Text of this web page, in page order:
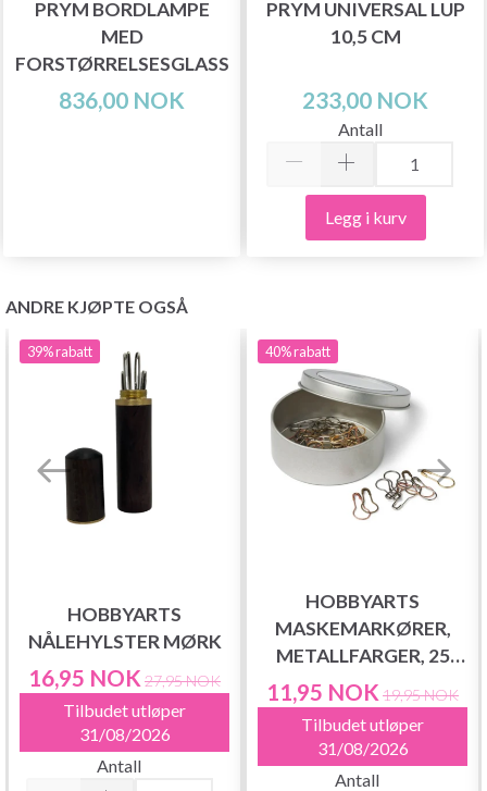
PRYM BORDLAMPE
MED
FORSTØRRELSESGLASS
836,00 NOK
PRYM UNIVERSAL LUP
10,5 CM
233,00 NOK
Antall
Legg i kurv
ANDRE KJØPTE OGSÅ
39%rabatt
HOBBYARTS
NÅLEHYLSTER MØRK
16,95 NOK 27,95 NOK
Tilbudet utløper
31/08/2026
Antall
40%rabatt
HOBBYARTS
MASKEMARKØRER,
METALLFARGER, 25
STK.
11,95 NOK 19,95 NOK
Tilbudet utløper
31/08/2026
Antall